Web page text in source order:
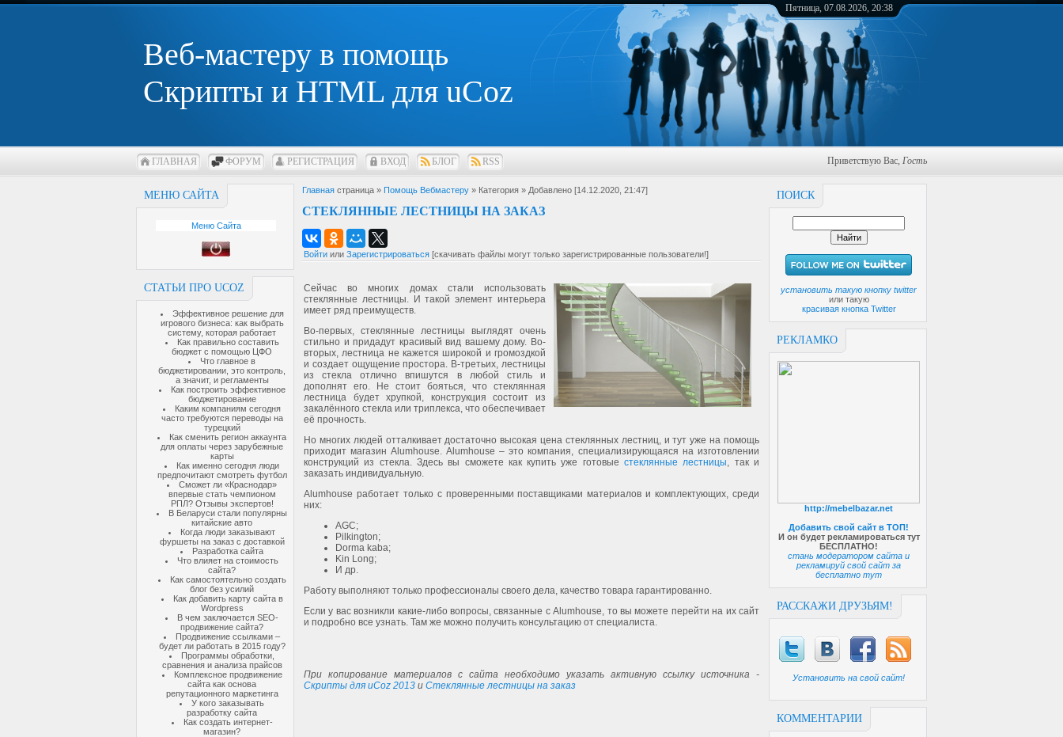
Веб-мастеру в помощь
Скрипты и HTML для uCoz
Пятница, 07.08.2026, 20:38
ГЛАВНАЯ ФОРУМ РЕГИСТРАЦИЯ ВХОД БЛОГ RSS Приветствую Вас, Гость
МЕНЮ САЙТА
Меню Сайта
СТАТЬИ ПРО UCOZ
Эффективное решение для
игрового бизнеса: как выбрать
систему, которая работает
Как правильно составить
бюджет с помощью ЦФО
Что главное в
бюджетировании, это контроль,
а значит, и регламенты
Как построить эффективное
бюджетирование
Каким компаниям сегодня
часто требуются переводы на
турецкий
Как сменить регион аккаунта
для оплаты через зарубежные
карты
Как именно сегодня люди
предпочитают смотреть футбол
Сможет ли «Краснодар»
впервые стать чемпионом
РПЛ? Отзывы экспертов!
В Беларуси стали популярны
китайские авто
Когда люди заказывают
фуршеты на заказ с доставкой
Разработка сайта
Что влияет на стоимость
сайта?
Как самостоятельно создать
блог без усилий
Как добавить карту сайта в
Wordpress
В чем заключается SEO-
продвижение сайта?
Продвижение ссылками –
будет ли работать в 2015 году?
Программы обработки,
сравнения и анализа прайсов
Комплексное продвижение
сайта как основа
репутационного маркетинга
У кого заказывать
разработку сайта
Как создать интернет-
магазин?
ПОИСК
установить такую кнопку twitter
или такую
красивая кнопка Twitter
РЕКЛАМКО
http://mebelbazar.net
Добавить свой сайт в ТОП!
И он будет рекламироваться тут
БЕСПЛАТНО!
стань модератором сайта и
рекламируй свой сайт за
бесплатно тут
РАССКАЖИ ДРУЗЬЯМ!
Установить на свой сайт!
КОММЕНТАРИИ
Главная страница » Помощь Вебмастеру » Категория » Добавлено [14.12.2020, 21:47]
СТЕКЛЯННЫЕ ЛЕСТНИЦЫ НА ЗАКАЗ
Войти или Зарегистрироваться [скачивать файлы могут только зарегистрированные пользователи!]
Сейчас во многих домах стали использовать
стеклянные лестницы. И такой элемент интерьера
имеет ряд преимуществ.
Во-первых, стеклянные лестницы выглядят очень
стильно и придадут красивый вид вашему дому. Во-
вторых, лестница не кажется широкой и громоздкой
и создает ощущение простора. В-третьих, лестницы
из стекла отлично впишутся в любой стиль и
дополнят его. Не стоит бояться, что стеклянная
лестница будет хрупкой, конструкция состоит из
закалённого стекла или триплекса, что обеспечивает
её прочность.
Но многих людей отталкивает достаточно высокая цена стеклянных лестниц, и тут уже на помощь
приходит магазин Alumhouse. Alumhouse – это компания, специализирующаяся на изготовлении
конструкций из стекла. Здесь вы сможете как купить уже готовыестеклянные лестницы, так и
заказать индивидуальную.
Alumhouse работает только с проверенными поставщиками материалов и комплектующих, среди
них:
AGC;
Pilkington;
Dorma kaba;
Kin Long;
И др.
Работу выполняют только профессионалы своего дела, качество товара гарантированно.
Если у вас возникли какие-либо вопросы, связанные с Alumhouse, то вы можете перейти на их сайт
и подробно все узнать. Там же можно получить консультацию от специалиста.
При копирование материалов с сайта необходимо указать активную ссылку источника -
Скрипты для uCoz 2013 и Стеклянные лестницы на заказ